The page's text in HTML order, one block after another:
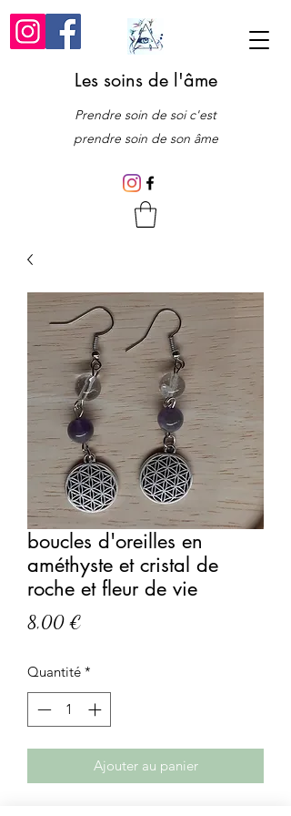
Les soins de l'âme
Prendre soin de soi c'est
prendre soin de son âme
boucles d'oreilles en
améthyste et cristal de
roche et fleur de vie
8,00 €
Quantité *
Ajouter au panier